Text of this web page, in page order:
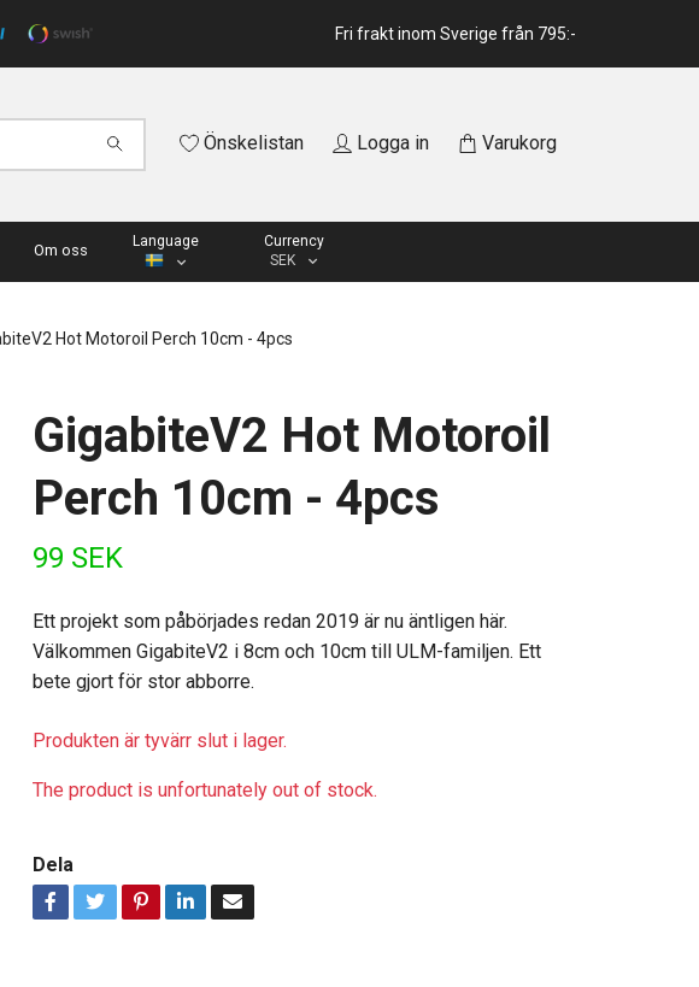
Fri frakt inom Sverige från 795:-
Önskelistan Logga in Varukorg
Om oss Language
Currency
SEK
Hot Motoroil Perch 10cm - 4pcs
GigabiteV2 Hot Motoroil
Perch 10cm - 4pcs
99 SEK
Ett projekt som påbörjades redan 2019 är nu äntligen här.
Välkommen GigabiteV2 i 8cm och 10cm till ULM-familjen. Ett
bete gjort för stor abborre.
Produkten är tyvärr slut i lager.
The product is unfortunately out of stock.
Dela